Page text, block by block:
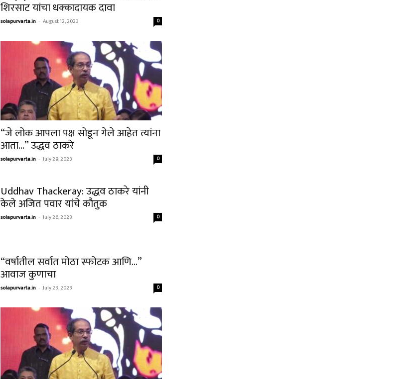
शिरसाट यांचा धक्कादायक दावा
solapurvarta.in - August 12, 2023 0
“जे लोक आपला पक्ष सोडून गेले आहेत त्यांना
आता…” उद्धव ठाकरे
solapurvarta.in - July 29, 2023 0
Uddhav Thackeray: उद्धव ठाकरे यांनी
केले अजित पवार यांचे कौतुक
solapurvarta.in - July 26, 2023 0
“वर्षातील सर्वात मोठा स्फोटक आणि…”
आवाज कुणाचा
solapurvarta.in - July 23, 2023 0